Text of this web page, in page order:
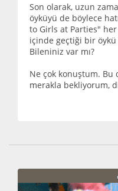
Son olarak, uzun
öyküyü de böylece
to Girls at Parties" her
içinde geçtiği bir öykü
Bileniniz var mı?
Ne çok konuştum. Bu
merakla bekliyorum,